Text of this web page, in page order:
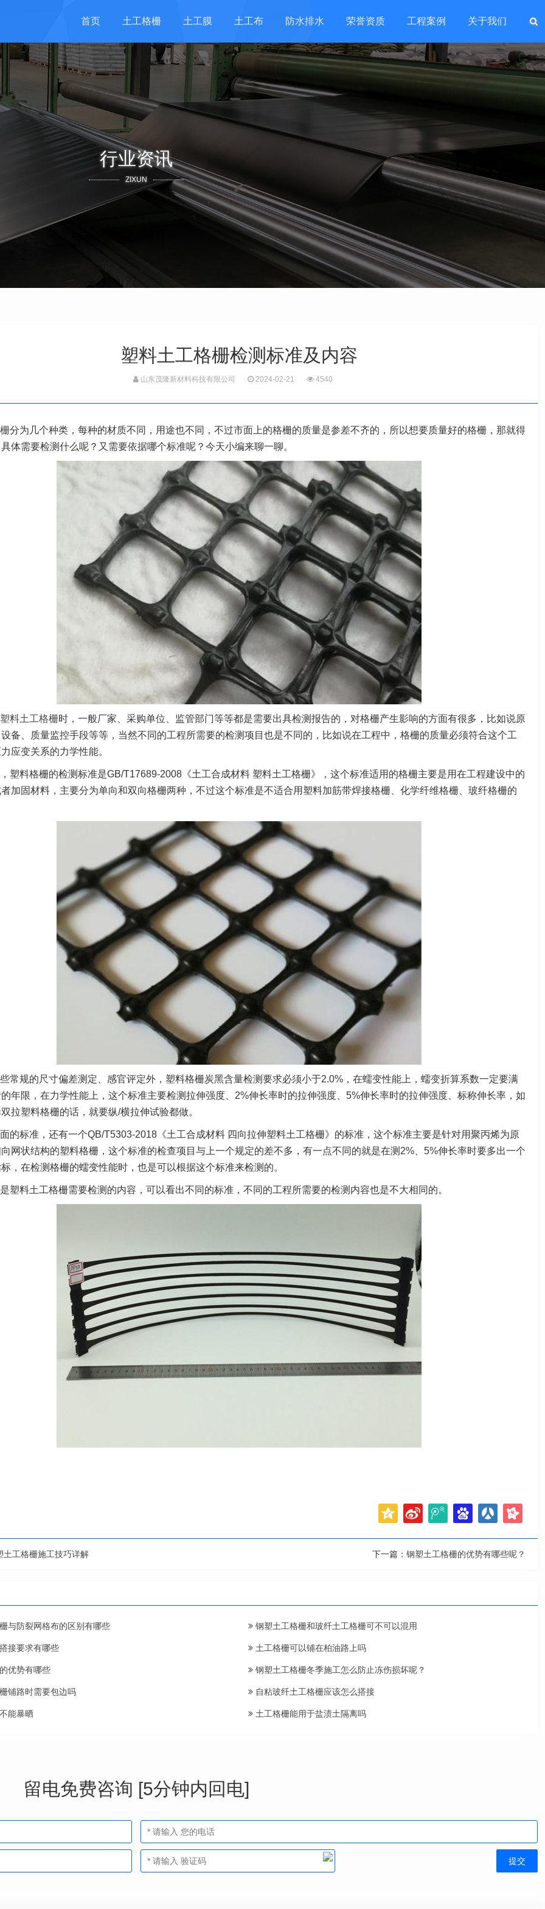
首页 土工格栅 土工膜 土工布 防水排水 荣誉资质 工程案例 关于我们
行业资讯
ZIXUN
塑料土工格栅检测标准及内容
山东茂隆新材料科技有限公司 2024-02-21 4540
分为几个种类，每种的材质不同，用途也不同，不过市面上的格栅的质量是参差不齐的，所以想要质量好的格栅，那就得
体需要检测什么呢？又需要依据哪个标准呢？今天小编来聊一聊。
塑料土工格栅时，一般厂家、采购单位、监管部门等等都是需要出具检测报告的，对格栅产生影响的方面有很多，比如说原
备、质量监控手段等等，当然不同的工程所需要的检测项目也是不同的，比如说在工程中，格栅的质量必须符合这个工
应变关系的力学性能。
塑料格栅的检测标准是GB/T17689-2008《土工合成材料 塑料土工格栅》，这个标准适用的格栅主要是用在工程建设中的
加固材料，主要分为单向和双向格栅两种，不过这个标准是不适合用塑料加筋带焊接格栅、化学纤维格栅、玻纤格栅的
常规的尺寸偏差测定、感官评定外，塑料格栅炭黑含量检测要求必须小于2.0%，在蠕变性能上，蠕变折算系数一定要满
年限，在力学性能上，这个标准主要检测拉伸强度、2%伸长率时的拉伸强度、5%伸长率时的拉伸强度、标称伸长率，如
拉塑料格栅的话，就要纵/横拉伸试验都做。
的标准，还有一个QB/T5303-2018《土工合成材料 四向拉伸塑料土工格栅》的标准，这个标准主要是针对用聚丙烯为原
网状结构的塑料格栅，这个标准的检查项目与上一个规定的差不多，有一点不同的就是在测2%、5%伸长率时要多出一个
，在检测格栅的蠕变性能时，也是可以根据这个标准来检测的。
塑料土工格栅需要检测的内容，可以看出不同的标准，不同的工程所需要的检测内容也是不大相同的。
土工格栅施工技巧详解 下一篇： 钢塑土工格栅的优势有哪些呢？
与防裂网格布的区别有哪些 钢塑土工格栅和玻纤土工格栅可不可以混用
接要求有哪些 土工格栅可以铺在柏油路上吗
优势有哪些 钢塑土工格栅冬季施工怎么防止冻伤损坏呢？
铺路时需要包边吗 自粘玻纤土工格栅应该怎么搭接
能暴晒 土工格栅能用于盐渍土隔离吗
留电免费咨询 [5分钟内回电]